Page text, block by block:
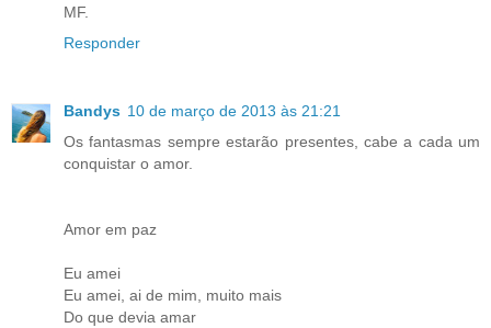
MF.
Responder
Bandys 10 de março de 2013 às 21:21
Os fantasmas sempre estarão presentes, cabe a cada um
conquistar o amor.
Amor em paz
Eu amei
Eu amei, ai de mim, muito mais
Do que devia amar